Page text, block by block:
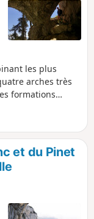
les plus
arches très
formations
à peine
et se déroule
requiert
et du Pinet